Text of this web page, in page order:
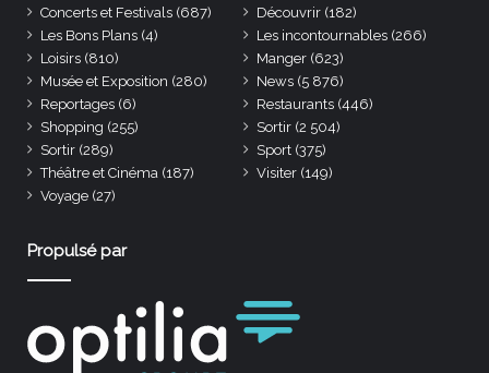
Concerts et Festivals (687) Découvrir (182)
Les Bons Plans (4) Les incontournables (266)
Loisirs (810) Manger (623)
Musée et Exposition (280) News (5 876)
Reportages (6) Restaurants (446)
Shopping (255) Sortir (2 504)
Sortir (289) Sport (375)
Théâtre et Cinéma (187) Visiter (149)
Voyage (27)
Propulsé par